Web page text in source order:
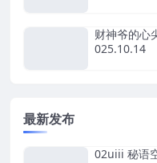
财神爷的心
025.10.14
最新发布
02uiii 秘语